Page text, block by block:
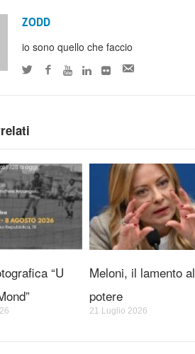
ZODD
io sono quello che faccio
“U
Meloni, il lamento al
potere
21 Luglio 2026